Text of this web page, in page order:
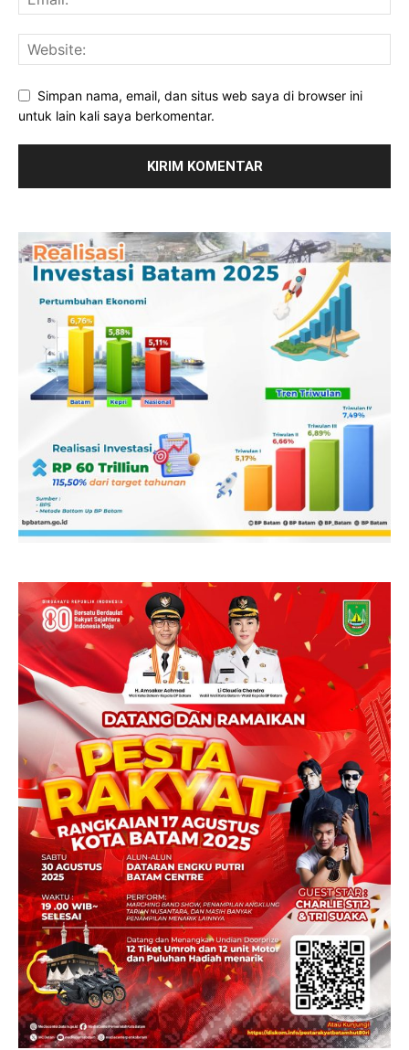
Simpan nama, email, dan situs web saya di browser ini
untuk lain kali saya berkomentar.